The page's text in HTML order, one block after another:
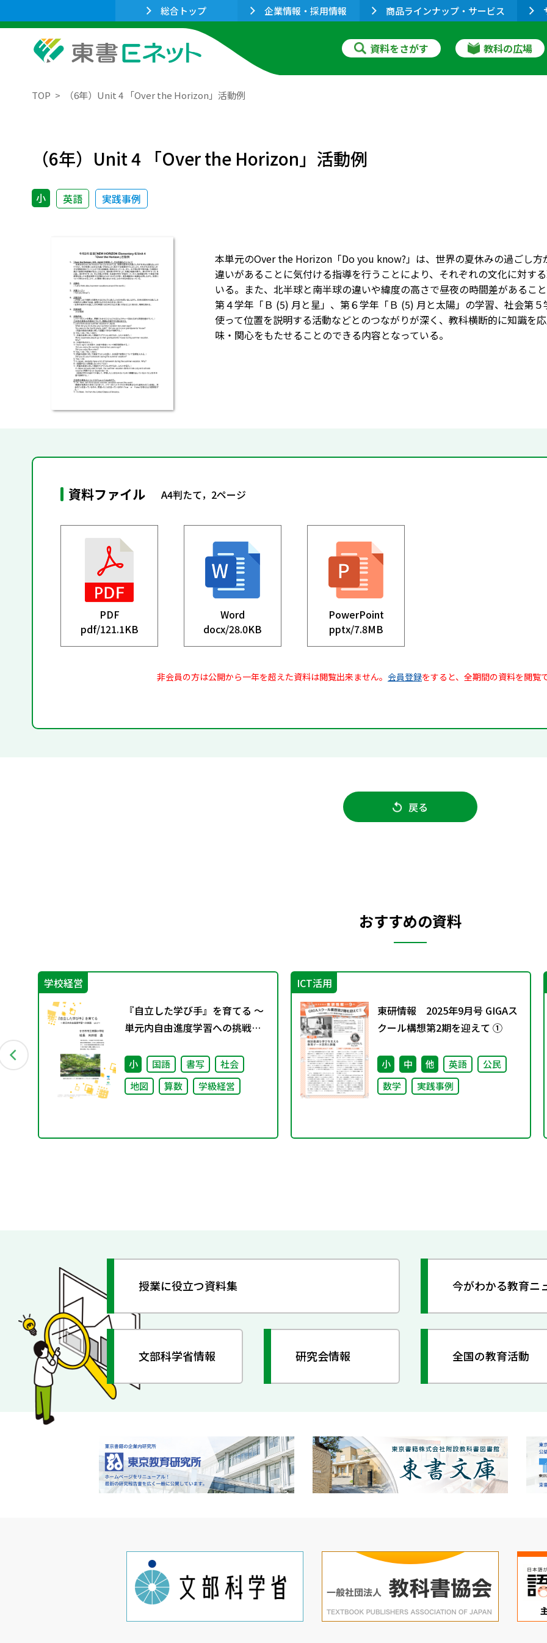
総合トップ 企業情報・採用情報 商品ラインナップ・サービス
資料をさがす 教科の広場
TOP （6年）Unit 4 「Over the Horizon」活動例
（6年）Unit 4 「Over the Horizon」活動例
小 英語 実践事例
本単元のOver the Horizon「Do you know?」は、世界の夏休みの過ごし
違いがあることに気付ける指導を行うことにより、それぞれの文化に対す
いる。また、北半球と南半球の違いや緯度の高さで昼夜の時間差があるこ
第４学年「Ｂ (5) 月と星」、第６学年「Ｂ (5) 月と太陽」の学習、社会第
使って位置を説明する活動などとのつながりが深く、教科横断的に知識を
味・関心をもたせることのできる内容となっている。
資料ファイル A4判たて，2ページ
PDF
pdf/121.1KB
Word
docx/28.0KB
PowerPoint
pptx/7.8MB
非会員の方は公開から一年を超えた資料は閲覧出来ません。 会員登録をすると、全期間の資料を閲覧
戻る
おすすめの資料
学校経営
『自立した学び手』を育てる ～
単元内自由進度学習への挑戦
小 国語 書写
社会
地図
算数 学級経営
ICT活用
東研情報 2025年9月号 GIGAス
クール構想第2期を迎えて ①
小 中 他 英語
公民
数学
実践事例
授業に役立つ資料集 今がわかる教育ニ
文部科学省情報 研究会情報 全国の教育活動